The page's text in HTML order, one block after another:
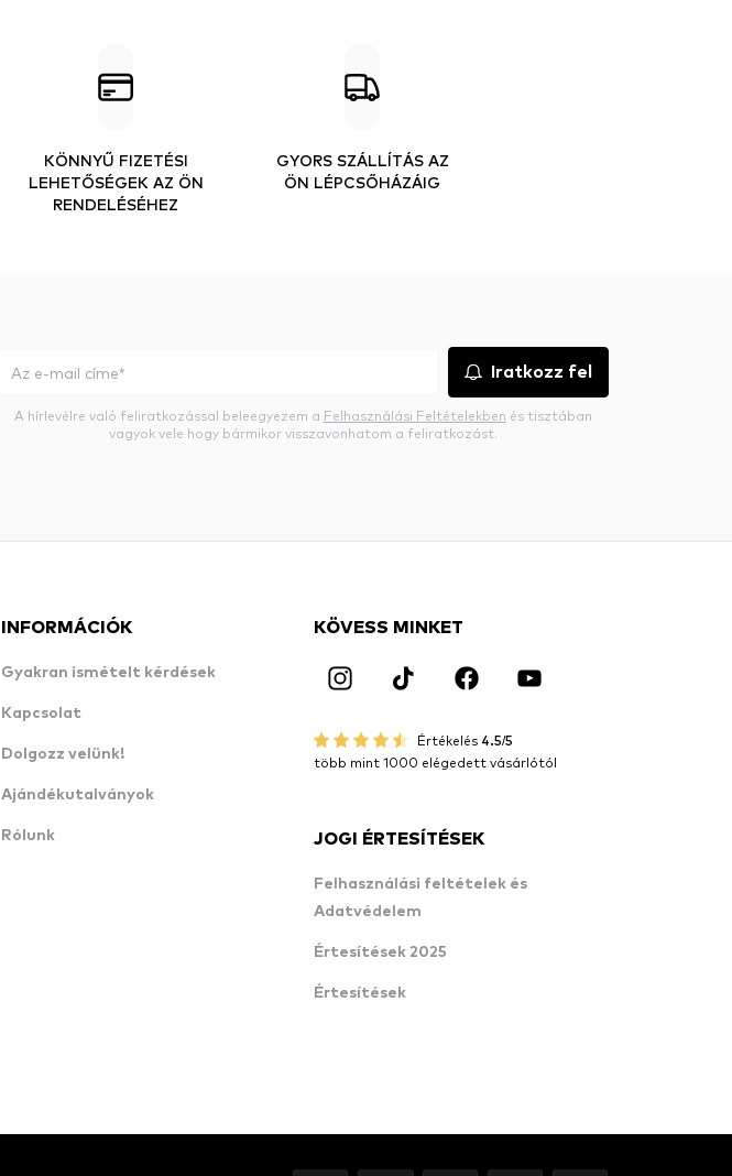
KÖNNYŰ FIZETÉSI
LEHETŐSÉGEK AZ ÖN
RENDELÉSÉHEZ
GYORS SZÁLLÍTÁS AZ
ÖN LÉPCSŐHÁZÁIG
Iratkozz fel
A hírlevélre való feliratkozással beleegyezem a Felhasználási Feltételekben és tisztában
vagyok vele hogy bármikor visszavonhatom a feliratkozást.
INFORMÁCIÓK
Gyakran ismételt kérdések
Kapcsolat
Dolgozz velünk!
Ajándékutalványok
Rólunk
KÖVESS MINKET
Értékelés 4.5/5
több mint 1000 elégedett vásárlótól
JOGI ÉRTESÍTÉSEK
Felhasználási feltételek és
Adatvédelem
Értesítések 2025
Értesítések